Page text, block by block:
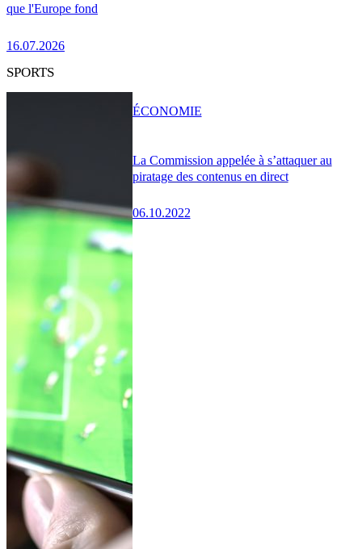
que l'Europe fond
16.07.2026
SPORTS
La Commission appelée à s’attaquer au
piratage des contenus en direct
06.10.2022
ÉCONOMIE